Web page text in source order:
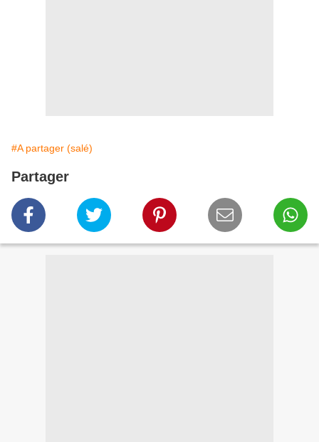
#A partager (salé)
Partager